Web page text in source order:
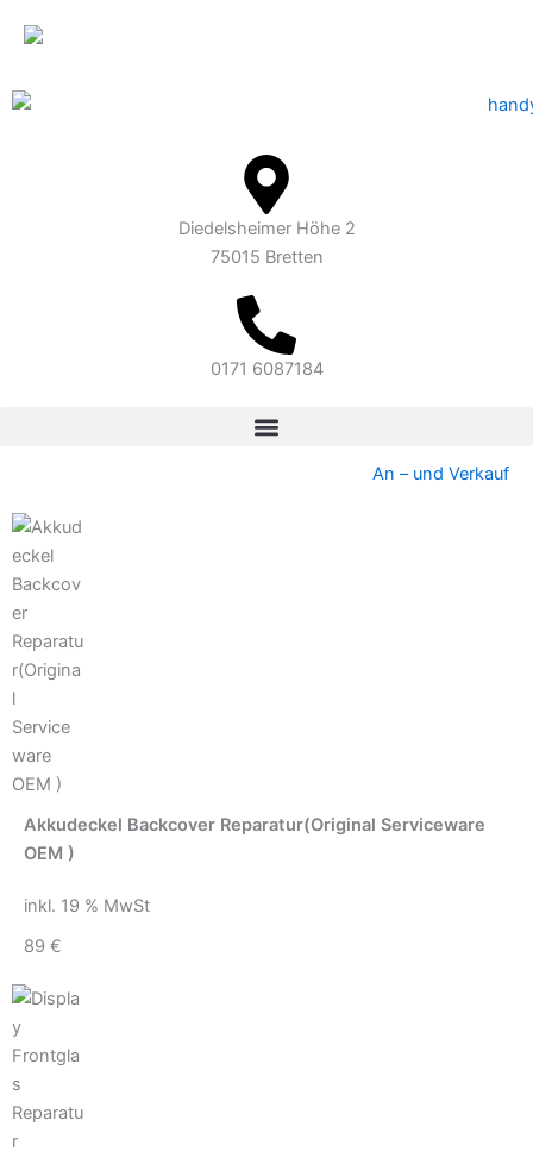
springen
Inhalt
Diedelsheimer Höhe 2
75015 Bretten
0171 6087184
An – und Verkauf
Akkudeckel Backcover Reparatur(Original Serviceware
OEM )
inkl. 19 % MwSt
89 €